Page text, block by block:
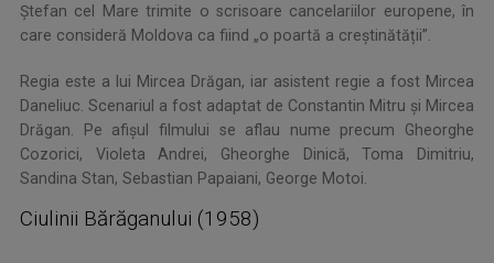
Ștefan cel Mare trimite o scrisoare cancelariilor europene, în
care consideră Moldova ca fiind „o poartă a creștinătății”.
Regia este a lui Mircea Drăgan, iar asistent regie a fost Mircea
Daneliuc. Scenariul a fost adaptat de Constantin Mitru și Mircea
Drăgan. Pe afișul filmului se aflau nume precum Gheorghe
Cozorici, Violeta Andrei, Gheorghe Dinică, Toma Dimitriu,
Sandina Stan, Sebastian Papaiani, George Motoi.
Ciulinii Bărăganului (1958)